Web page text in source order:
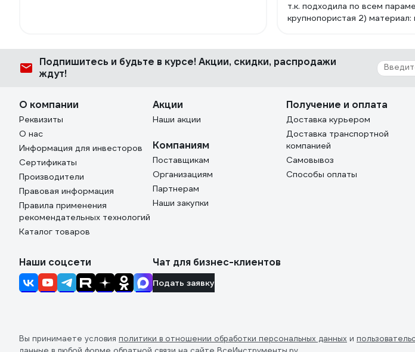
т.к. подходила по всем
крупнопористая 2)
от 300р и более)
Подпишитесь и будьте в курсе! Акции, скидки, распродажи
ждут!
О компании
Реквизиты
О нас
Информация для инвесторов
Сертификаты
Производители
Правовая информация
Правила применения
рекомендательных технологий
Каталог товаров
Акции
Наши акции
Компаниям
Поставщикам
Организациям
Партнерам
Наши закупки
Получение и оплата
Доставка курьером
Доставка транспортной
компанией
Самовывоз
Способы оплаты
Наши соцсети Чат для бизнес-клиентов
Подать заявку
Вы принимаете условия политики в отношении обработки персональных данных и